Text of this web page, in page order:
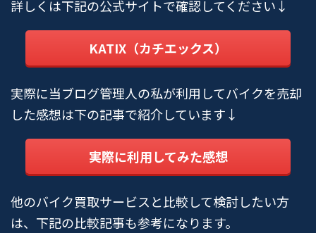
詳しくは下記の公式サイトで確認してください↓
KATIX（カチエックス）
実際に当ブログ管理人の私が利用してバイクを売却
した感想は下の記事で紹介しています↓
実際に利用してみた感想
他のバイク買取サービスと比較して検討したい方
は、下記の比較記事も参考になります。